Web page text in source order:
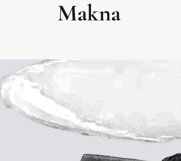
Makna